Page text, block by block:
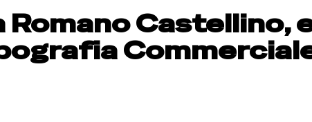
Romano Castellino,